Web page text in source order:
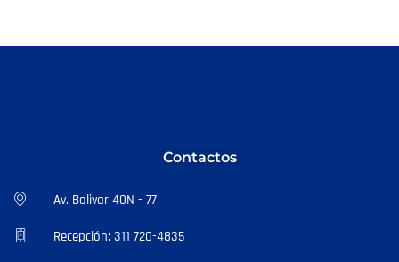
Contactos
Av. Bolivar 40N - 77
Recepción: 311 720-4835